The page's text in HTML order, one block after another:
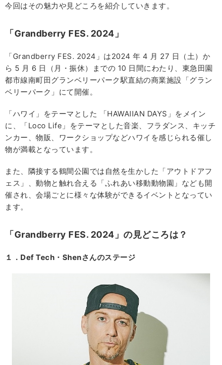
今回はその魅力や見どころを紹介していきます。
「Grandberry FES. 2024」
「Grandberry FES. 2024」は2024 年 4 月 27 日（土）か
ら 5 月 6 日（月・振休）までの 10 日間にわたり、東急田園
都市線南町田グランベリーパーク駅直結の商業施設「グラン
ベリーパーク」にて開催。
「ハワイ」をテーマとした 「HAWAIIAN DAYS」をメイン
に、「Loco Life」をテーマとした音楽、フラダンス、キッチ
ンカー、物販、ワークショップなどハワイを感じられる催し
物が満載となっています。
また、隣接する鶴間公園では自然を生かした「アウトドアフ
ェス」、動物と触れ合える「ふれあい移動動物園」なども開
催され、会場ごとに様々な体験ができるイベントとなってい
ます。
「Grandberry FES. 2024」の見どころは？
１．Def Tech・Shenさんのステージ